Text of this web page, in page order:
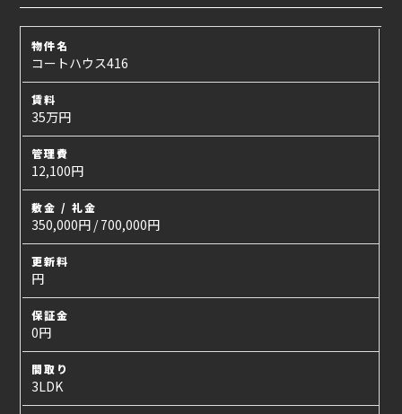
物件名
コートハウス416
賃料
35万円
管理費
12,100円
敷金 / 礼金
350,000円 / 700,000円
更新料
円
保証金
0円
間取り
3LDK